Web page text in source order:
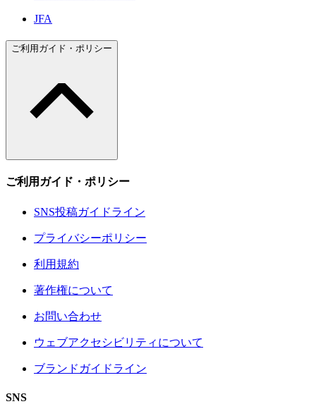
JFA
ご利用ガイド・ポリシー
ご利用ガイド・ポリシー
SNS投稿ガイドライン
プライバシーポリシー
利用規約
著作権について
お問い合わせ
ウェブアクセシビリティについて
ブランドガイドライン
SNS